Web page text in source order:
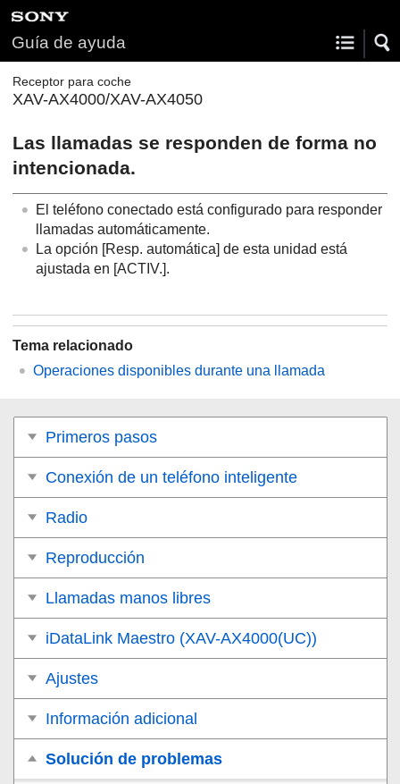
Guía de ayuda
Receptor para coche
XAV-AX4000/XAV-AX4050
Las llamadas se responden de forma no
intencionada.
El teléfono conectado está configurado para responder
llamadas automáticamente.
La opción [Resp. automática] de esta unidad está
ajustada en [ACTIV.].
Tema relacionado
Operaciones disponibles durante una llamada
Primeros pasos
Conexión de un teléfono inteligente
Radio
Reproducción
Llamadas manos libres
iDataLink Maestro (XAV-AX4000(UC))
Ajustes
Información adicional
Solución de problemas